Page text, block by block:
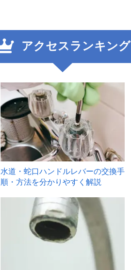
アクセスランキング
2
水道・蛇口ハンドルレバーの交換手
順・方法を分かりやすく解説